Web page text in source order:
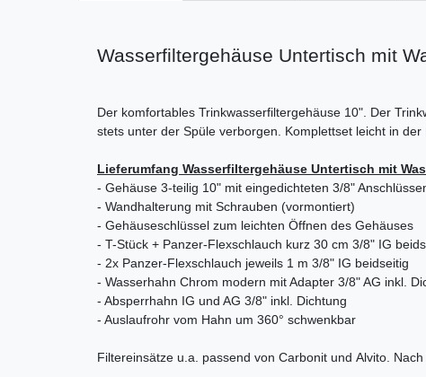
Wasserfiltergehäuse Untertisch mit
Der komfortables Trinkwasserfiltergehäuse 10". Der
stets unter der Spüle verborgen. Komplettset leicht in
Lieferumfang Wasserfiltergehäuse Untertisch mit
- Gehäuse 3-teilig 10" mit eingedichteten 3/8"
- Wandhalterung mit Schrauben (vormontiert)
- Gehäuseschlüssel zum leichten Öffnen des Gehäuses
- T-Stück + Panzer-Flexschlauch kurz 30 cm 3/8" IG
- 2x Panzer-Flexschlauch jeweils 1 m 3/8" IG beidseitig
- Wasserhahn Chrom modern mit Adapter 3/8" AG inkl.
- Absperrhahn IG und AG 3/8" inkl. Dichtung
- Auslaufrohr vom Hahn um 360° schwenkbar
Filtereinsätze u.a. passend von Carbonit und Alvito.